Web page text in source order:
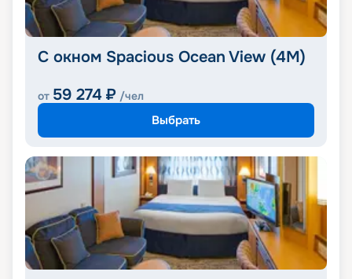
С окном Spacious Ocean View (4M)
от 59 274 ₽ /чел
Выбрать